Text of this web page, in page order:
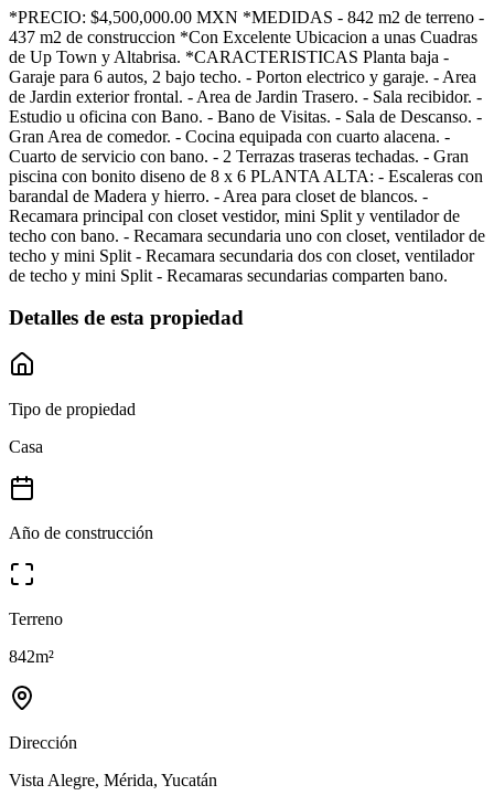
*PRECIO: $4,500,000.00 MXN *MEDIDAS - 842 m2 de terreno -
437 m2 de construccion *Con Excelente Ubicacion a unas Cuadras
de Up Town y Altabrisa. *CARACTERISTICAS Planta baja -
Garaje para 6 autos, 2 bajo techo. - Porton electrico y garaje. - Area
de Jardin exterior frontal. - Area de Jardin Trasero. - Sala recibidor. -
Estudio u oficina con Bano. - Bano de Visitas. - Sala de Descanso. -
Gran Area de comedor. - Cocina equipada con cuarto alacena. -
Cuarto de servicio con bano. - 2 Terrazas traseras techadas. - Gran
piscina con bonito diseno de 8 x 6 PLANTA ALTA: - Escaleras con
barandal de Madera y hierro. - Area para closet de blancos. -
Recamara principal con closet vestidor, mini Split y ventilador de
techo con bano. - Recamara secundaria uno con closet, ventilador de
techo y mini Split - Recamara secundaria dos con closet, ventilador
de techo y mini Split - Recamaras secundarias comparten bano.
Detalles de esta propiedad
Tipo de propiedad
Casa
Año de construcción
Terreno
842m²
Dirección
Vista Alegre, Mérida, Yucatán